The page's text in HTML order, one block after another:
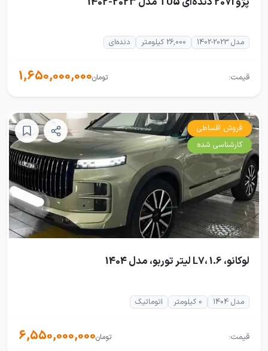
مدل 2023-1402 26,000 کیلومتر دنده‌ای
قیمت: 1,650,000,000تومان
فروش اقساطی
کارشناسی شده
لوکانو، L7، 1.6 لیتر توربو، مدل 1404
مدل 1404 0 کیلومتر اتوماتیک
قیمت: 6,550,000,000تومان